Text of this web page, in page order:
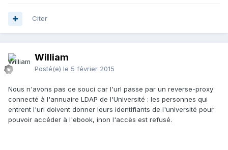
Citer
William
Posté(e) le 5 février 2015
Nous n'avons pas ce souci car l'url passe par un reverse-proxy
connecté à l'annuaire LDAP de l'Université : les personnes qui
entrent l'url doivent donner leurs identifiants de l'université pour
pouvoir accéder à l'ebook, inon l'accès est refusé.